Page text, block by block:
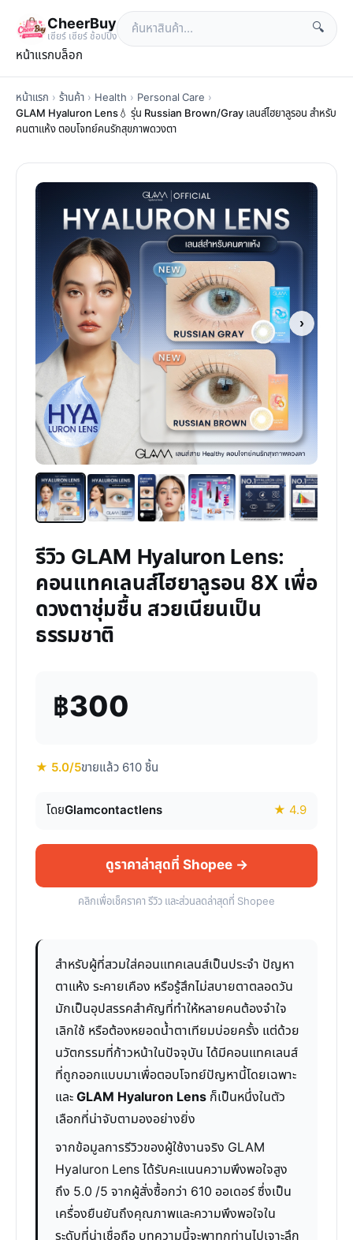
CheerBuy
เซียร์ เซียร์ ช้อปปิ้ง
🔍
หน้าแรกบล็อก
หน้าแรก › ร้านค้า › Health › Personal Care ›
GLAM Hyaluron Lens💧 รุ่น Russian Brown/Gray เลนส์ไฮยาลูรอน สำหรับ
คนตาแห้ง ตอบโจทย์คนรักสุขภาพดวงตา
›
รีวิว GLAM Hyaluron Lens:
คอนแทคเลนส์ไฮยาลูรอน 8X เพื่อ
ดวงตาชุ่มชื้น สวยเนียนเป็น
ธรรมชาติ
฿300
★ 5.0/5ขายแล้ว 610 ชิ้น
โดยGlamcontactlens ★ 4.9
ดูราคาล่าสุดที่ Shopee →
คลิกเพื่อเช็คราคา รีวิว และส่วนลดล่าสุดที่ Shopee
สำหรับผู้ที่สวมใส่คอนแทคเลนส์เป็นประจำ ปัญหา
ตาแห้ง ระคายเคือง หรือรู้สึกไม่สบายตาตลอดวัน
มักเป็นอุปสรรคสำคัญที่ทำให้หลายคนต้องจำใจ
เลิกใช้ หรือต้องหยอดน้ำตาเทียมบ่อยครั้ง แต่ด้วย
นวัตกรรมที่ก้าวหน้าในปัจจุบัน ได้มีคอนแทคเลนส์
ที่ถูกออกแบบมาเพื่อตอบโจทย์ปัญหานี้โดยเฉพาะ
และGLAM Hyaluron Lens ก็เป็นหนึ่งในตัว
เลือกที่น่าจับตามองอย่างยิ่ง
จากข้อมูลการรีวิวของผู้ใช้งานจริง GLAM
Hyaluron Lens ได้รับคะแนนความพึงพอใจสูง
ถึง 5.0 /5 จากผู้สั่งซื้อกว่า 610 ออเดอร์ ซึ่งเป็น
เครื่องยืนยันถึงคุณภาพและความพึงพอใจใน
ระดับที่น่าเชื่อถือ บทความนี้จะพาทุกท่านไปเจาะลึก